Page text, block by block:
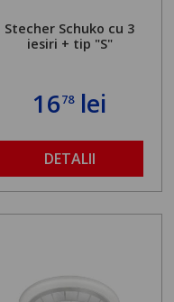
Stecher Schuko cu 3
iesiri + tip "S"
1678lei
DETALII